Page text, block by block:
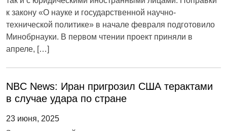
к закону «О науке и государственной научно-
технической политике» в начале февраля подготовило
Минобрнауки. В первом чтении проект приняли в
апреле, […]
NBC News: Иран пригрозил США терактами
в случае удара по стране
23 июня, 2025